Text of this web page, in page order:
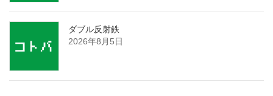
ダブル反射鉄
2026年8月5日